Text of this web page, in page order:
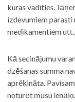
kuras vadīties.
izdevumiem
medikamentiem
Kā secinājumu
dzēšanas summa
aprēķināta.
noturēt mūsu